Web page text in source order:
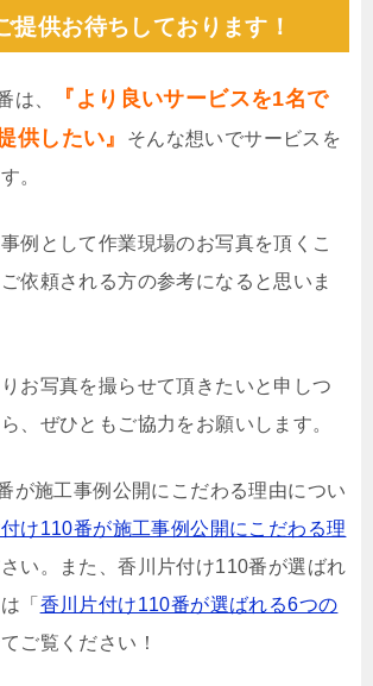
提供お待ちしております！
は、
『より良いサービスを1名で
供したい』
そんな想いでサービスを
。
例として作業現場のお写真を頂くこ
依頼される方の参考になると思いま
お写真を撮らせて頂きたいと申しつ
、ぜひともご協力をお願いします。
が施工事例公開にこだわる理由につい
け110番が施工事例公開にこだわる理
さい。また、香川片付け110番が選ばれ
「 香川片付け110番が選ばれる6つの
ご覧ください！